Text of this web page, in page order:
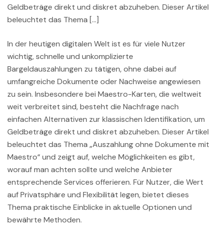
Geldbeträge direkt und diskret abzuheben. Dieser Artikel
beleuchtet das Thema […]
In der heutigen digitalen Welt ist es für viele Nutzer
wichtig, schnelle und unkomplizierte
Bargeldauszahlungen zu tätigen, ohne dabei auf
umfangreiche Dokumente oder Nachweise angewiesen
zu sein. Insbesondere bei Maestro-Karten, die weltweit
weit verbreitet sind, besteht die Nachfrage nach
einfachen Alternativen zur klassischen Identifikation, um
Geldbeträge direkt und diskret abzuheben. Dieser Artikel
beleuchtet das Thema „Auszahlung ohne Dokumente mit
Maestro“ und zeigt auf, welche Möglichkeiten es gibt,
worauf man achten sollte und welche Anbieter
entsprechende Services offerieren. Für Nutzer, die Wert
auf Privatsphäre und Flexibilität legen, bietet dieses
Thema praktische Einblicke in aktuelle Optionen und
bewährte Methoden.